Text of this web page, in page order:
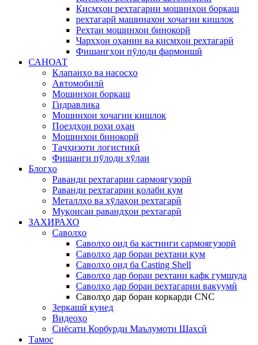
Қисмҳои рехтагарии мошинҳои боркаш
рехтагарй машинахои хочагии кишлок
Рехтаи мошинхои бинокорй
Чархҳои оҳанин ва қисмҳои рехтагарӣ
Фишангҳои пӯлоди фармоишӣ
САНОАТ
Клапанҳо ва насосҳо
Автомобилӣ
Мошинхои боркаш
Гидравлика
Мошинхои хочагии кишлок
Поездҳои роҳи оҳан
Мошинхои бинокорй
Таҷҳизоти логистикӣ
Фишанги пӯлоди хӯлаи
Блогҳо
Раванди рехтагарии сармоягузорӣ
Раванди рехтагарии қолаби қум
Металлҳо ва хӯлаҳои рехтагарӣ
Муқоисаи равандҳои рехтагарӣ
ЗАХИРАХО
Саволҳо
Саволҳо оид ба кастинги сармоягузорӣ
Саволҳо дар бораи рехтани қум
Саволҳо оид ба Casting Shell
Саволҳо дар бораи рехтани кафк гумшуда
Саволҳо дар бораи рехтагарии вакуумӣ
Саволҳо дар бораи коркарди CNC
Зеркашӣ кунед
Видеоҳо
Сиёсати Корбурди Маълумоти Шахсӣ
Тамос